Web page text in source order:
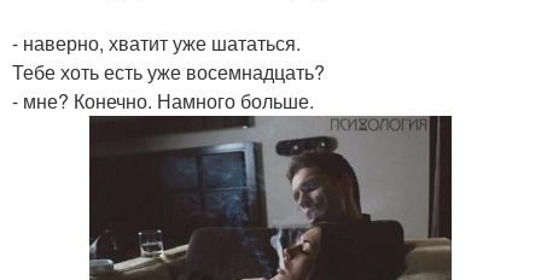
- наверно, хватит уже шататься.
Тебе хоть есть уже восемнадцать?
- мне? Конечно. Намного больше.